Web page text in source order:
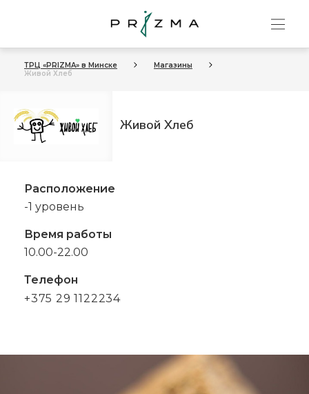
ТРЦ «PRIZMA» в Минске
Магазины
Живой Хлеб
Живой Хлеб
Расположение
-1 уровень
Время работы
10.00-22.00
Телефон
+375 29 1122234